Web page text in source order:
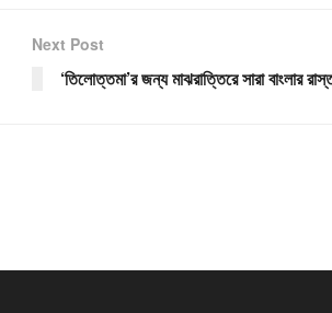
Next Post
‘তিলোত্তমা’র জন্য মাঝরাত্তিরে সারা বাংলার